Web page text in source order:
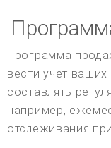
Программа
вести учет
составлять
например,
отслеживания